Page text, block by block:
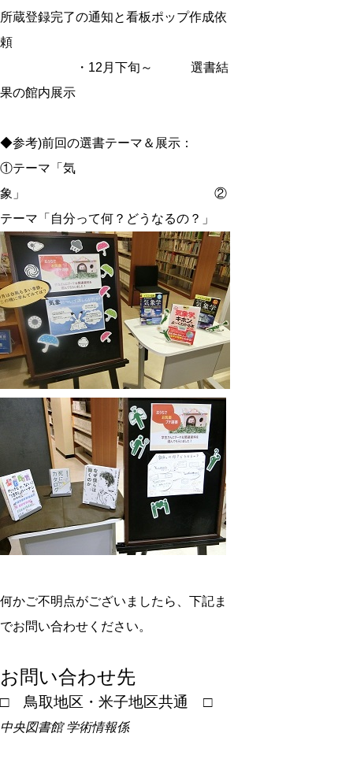
所蔵登録完了の通知と看板ポップ作成依
頼
・12月下旬～ 選書結
果の館内展示
◆参考)前回の選書テーマ＆展示：
①テーマ「気
象」 ②
テーマ「自分って何？どうなるの？」
何かご不明点がございましたら、下記ま
でお問い合わせください。
お問い合わせ先
□ 鳥取地区・米子地区共通 □
中央図書館 学術情報係